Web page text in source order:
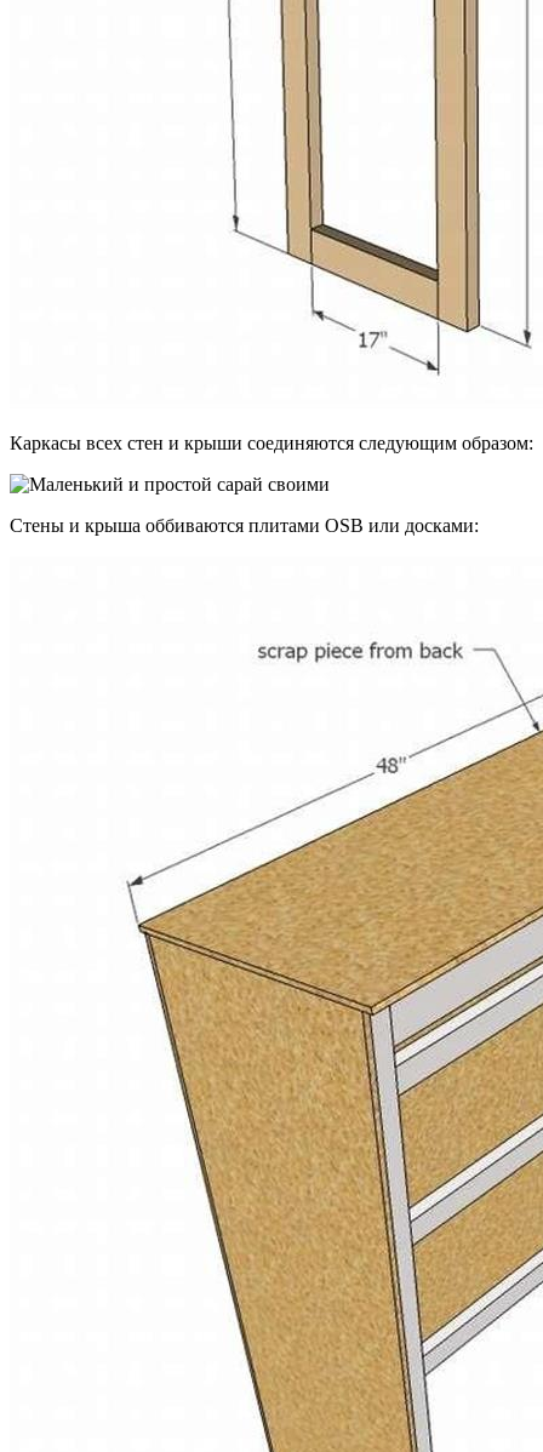
Каркасы всех стен и крыши соединяются следующим образом:
Стены и крыша оббиваются плитами OSB или досками: